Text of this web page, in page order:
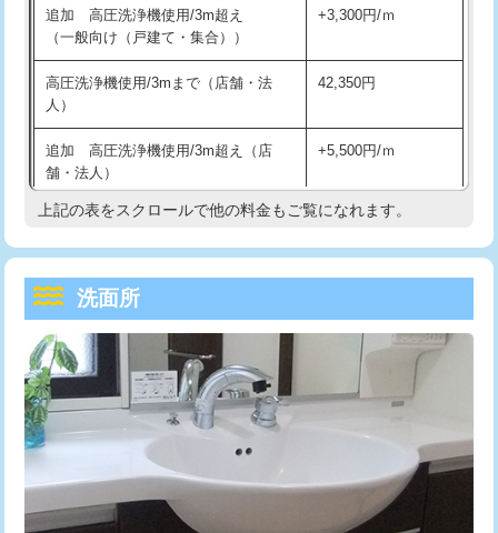
マス交換（深さ50㎝以上） 66,000円
コンクリート斫り（厚さ10㎝まで） 27,500円
コンクリート斫り（厚さ10㎝超え）
モルタル補修（厚さ10㎝まで）
モルタル補修（厚さ10㎝超え） 38,500円
洗面台設置 38,500円
追加人工
廃棄・処分 現場見積
※給水管工事は20mmまでの価格です。
持込商品取付（混合水栓） 16,500円
給水管工事※（ホール加工)
給水管工事※（バンド止め) 3,300円
給水管工事※（支持金具設置) 5,500円
給水管工事※（保温材使用（バンド止
め込み）)
5,500円
給水管工事※（土の掘削・埋め戻し作
業)
11,000円
給水管工事※（塩ビ管（VP・HI）使
用/3ｍまで)
33,000円
給水管工事※（塩ビ管（VP・HI）使
用（追加）/3ｍ超え)
給水管工事※（ライニング鋼管・銅
44,000円
追加 高圧洗浄機使用/3m超え
（一般向け（戸建て・集合））
+3,300円/ｍ
高圧洗浄機使用/3mまで（店舗・法
人）
42,350円
追加 高圧洗浄機使用/3m超え（店
舗・法人）
+5,500円/ｍ
高度高圧洗浄換 現地調査
トーラー機使用/3mまで
追加トーラー機使用/3m超え +3,300円
カメラ調査 33,000円
桝清掃
止水・漏水調査・防水処理・清掃・修
理・調整・分解・加工など（軽作業）
11,000円
上記の表をスクロールで他の料金もご覧になれます。
洗面所